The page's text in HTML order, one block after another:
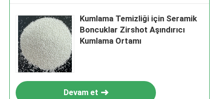
Kumlama Temizliği için Seramik
Boncuklar Zirshot Aşındırıcı
Kumlama Ortamı
Devam et